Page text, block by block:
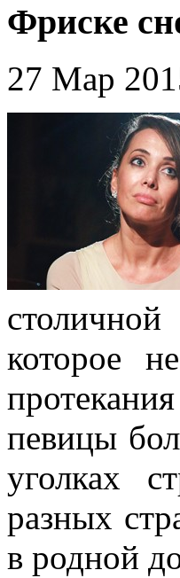
Фриске
27 Мар
которое
певицы
уголках
разных
в родной